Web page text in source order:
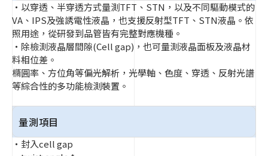
・以穿透、半穿透方式量測TFT、STN，以及不同驅動模式的
VA、IPS及強誘電性液晶，也支援反射型TFT、STN液晶。依
照用途，從研發到品管皆有完整對應機種。
・除檢測液晶層間隙(Cell gap)，也可量測液晶面板及液晶材
料相位差。
橢圓率、方位角等偏光解析，光學軸、色度、穿透、反射光譜
等綜合性的多功能檢測裝置。
量測項目
・封入cell gap